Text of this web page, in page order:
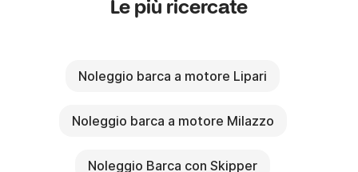
Le più ricercate
Noleggio barca a motore Lipari
Noleggio barca a motore Milazzo
Noleggio Barca con Skipper